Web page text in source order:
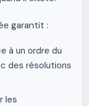
garantit :
à un ordre du
des résolutions
les